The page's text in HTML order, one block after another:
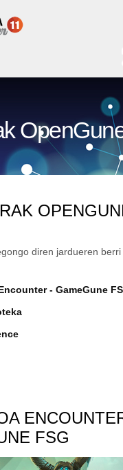
diren jardueren berri
- GameGune
FSG